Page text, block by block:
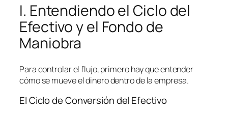
I. Entendiendo el Ciclo del
Efectivo y el Fondo de
Maniobra
Para controlar el flujo, primero hay que entender
cómo se mueve el dinero dentro de la empresa.
El Ciclo de Conversión del Efectivo